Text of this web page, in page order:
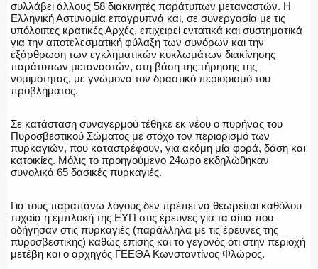
ΟΜΑΔΕΣ ΕΛ.ΑΣ.
συλλάβει άλλους 58 διακινητές παράτυπων μεταναστών. Η
Ελληνική Αστυνομία επαγρυπνά και, σε συνεργασία με τις
υπόλοιπες κρατικές Αρχές, επιχειρεί εντατικά και συστηματικά
για την αποτελεσματική φύλαξη των συνόρων και την
εξάρθρωση των εγκληματικών κυκλωμάτων διακίνησης
παράτυπων μεταναστών, στη βάση της τήρησης της
νομιμότητας, με γνώμονα τον δραστικό περιορισμό του
προβλήματος.
Σε κατάσταση συναγερμού τέθηκε εκ νέου ο πυρήνας του
Πυροσβεστικού Σώματος με στόχο τον περιορισμό των
πυρκαγιών, που καταστρέφουν, για ακόμη μία φορά, δάση και
κατοικίες. Μόλις το προηγούμενο 24ωρο εκδηλώθηκαν
συνολικά 65 δασικές πυρκαγιές.
Για τους παραπάνω λόγους δεν πρέπει να θεωρείται καθόλου
τυχαία η εμπλοκή της ΕΥΠ στις έρευνες για τα αίτια που
οδήγησαν στις πυρκαγιές (παράλληλα με τις έρευνες της
πυροσβεστικής) καθώς επίσης και το γεγονός ότι στην περιοχή
μετέβη και ο αρχηγός ΓΕΕΘΑ Κωνσταντίνος Φλώρος.